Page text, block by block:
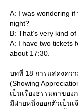
A: I was wondering
night?
B: That’s very kind
A: I have two tickets
about 17:30.
บทที่ 18 การแสดงคว
(Showing
เป็นเรื่องธรรมดาของ
มีฝ่ายหนึ่งออกตัวเป็น